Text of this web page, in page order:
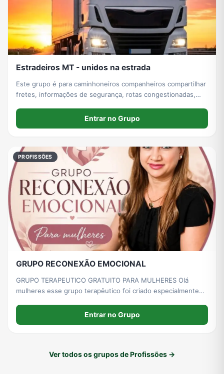
Estradeiros MT - unidos na estrada
Este grupo é para caminhoneiros companheiros compartilhar
fretes, informações de segurança, rotas congestionadas,
Entrar no Grupo
PROFISSÕES
GRUPO RECONEXÃO EMOCIONAL
GRUPO TERAPEUTICO GRATUITO PARA MULHERES Olá
mulheres esse grupo terapêutico foi criado especialmente
depressão, síndrome do pânico entre outros. Entre agora em
nosso grupo GRATUITO.
Entrar no Grupo
Ver todos os grupos de Profissões →